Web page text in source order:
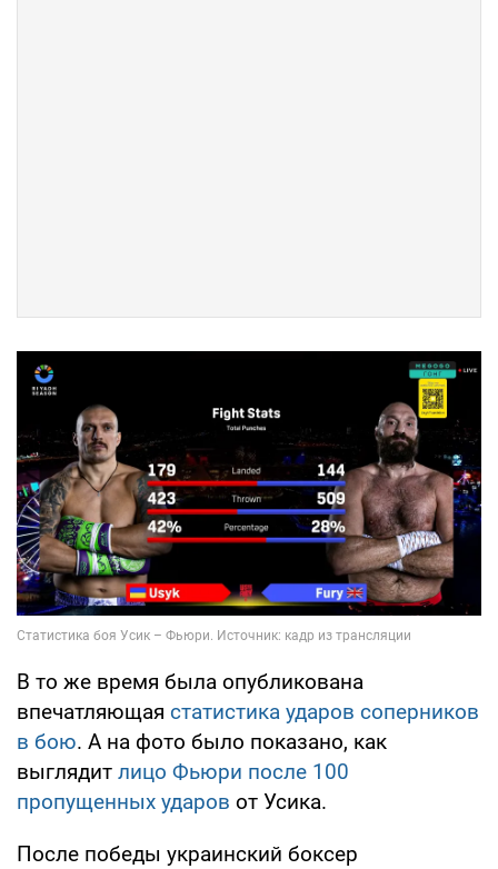
В то же время была опубликована
впечатляющая статистика ударов соперников
в бою. А на фото было показано, как
выглядит лицо Фьюри после 100
пропущенных ударов от Усика.
После победы украинский боксер